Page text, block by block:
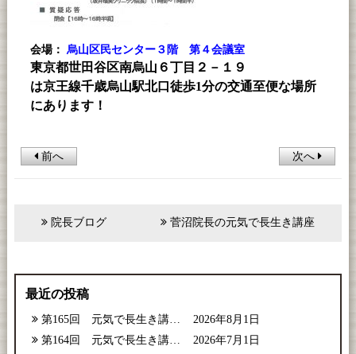
会場：烏山区民センター３階 第４会議室
東京都世田谷区南烏山６丁目２－１９
は京王線千歳烏山駅北口徒歩1分の交通至便な場所
にあります！
前へ 次へ
菅沼院長の元気で長生き講座
院長ブログ
最近の投稿
第165回 元気で長生き講座【2026年8月号】
2026年8月1日
第164回 元気で長生き講座【2026年7月号】
2026年7月1日